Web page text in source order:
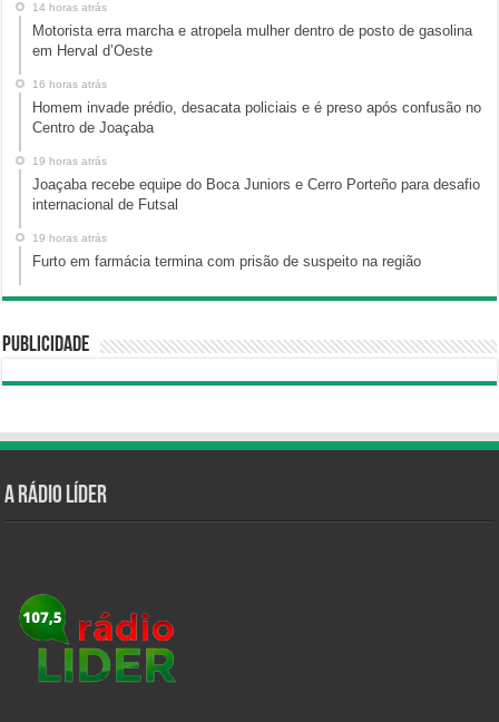
14 horas atrás
Motorista erra marcha e atropela mulher dentro de posto de gasolina
em Herval d’Oeste
16 horas atrás
Homem invade prédio, desacata policiais e é preso após confusão no
Centro de Joaçaba
19 horas atrás
Joaçaba recebe equipe do Boca Juniors e Cerro Porteño para desafio
internacional de Futsal
19 horas atrás
Furto em farmácia termina com prisão de suspeito na região
Publicidade
A Rádio Líder